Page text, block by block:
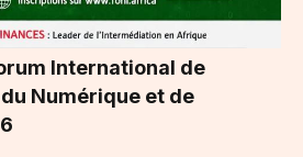
International de
Numérique et de